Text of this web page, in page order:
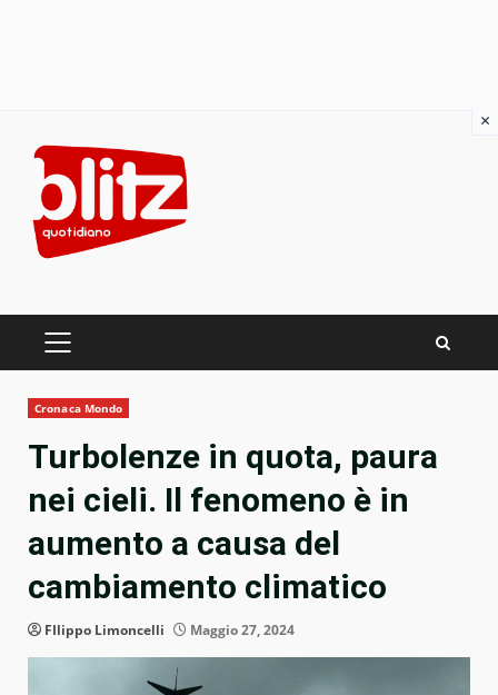
content
PRIMARY
Cronaca Mondo
Turbolenze in quota, paura
nei cieli. Il fenomeno è in
aumento a causa del
cambiamento climatico
FIlippo Limoncelli Maggio 27, 2024
×